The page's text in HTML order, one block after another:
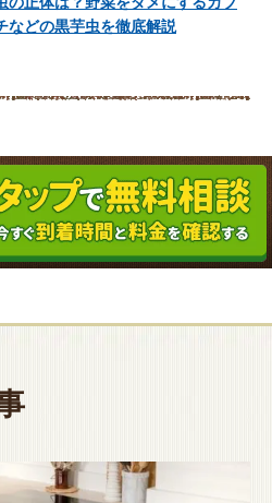
などの黒芋虫を徹底解説